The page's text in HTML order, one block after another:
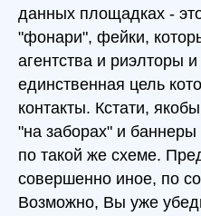
данных площадках -
"фонари", фейки,
агентства и риэлторы
единственная цель
контакты. Кстати,
"на заборах" и
по такой же схеме.
совершенно иное, по
Возможно, Вы уже